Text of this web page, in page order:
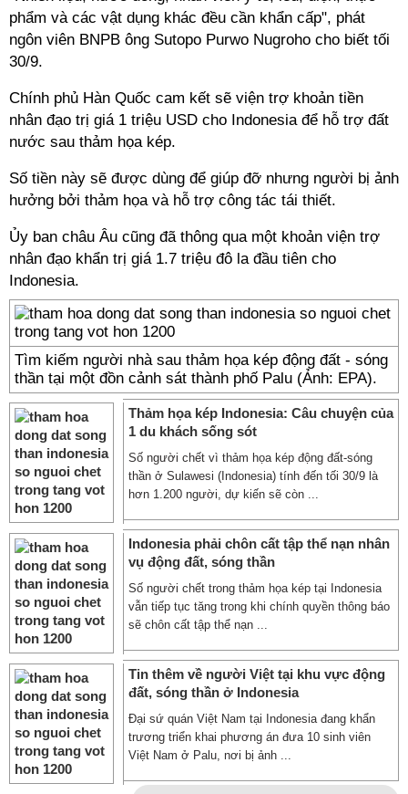
phẩm và các vật dụng khác đều cần khẩn cấp", phát
ngôn viên BNPB ông Sutopo Purwo Nugroho cho biết tối
30/9.
Chính phủ Hàn Quốc cam kết sẽ viện trợ khoản tiền
nhân đạo trị giá 1 triệu USD cho Indonesia để hỗ trợ đất
nước sau thảm họa kép.
Số tiền này sẽ được dùng để giúp đỡ nhưng người bị ảnh
hưởng bởi thảm họa và hỗ trợ công tác tái thiết.
Ủy ban châu Âu cũng đã thông qua một khoản viện trợ
nhân đạo khẩn trị giá 1.7 triệu đô la đầu tiên cho
Indonesia.
Tìm kiếm người nhà sau thảm họa kép động đất - sóng
thần tại một đồn cảnh sát thành phố Palu (Ảnh: EPA).
Thảm họa kép Indonesia: Câu chuyện của
1 du khách sống sót
Số người chết vì thảm họa kép động đất-sóng
thần ở Sulawesi (Indonesia) tính đến tối 30/9 là
hơn 1.200 người, dự kiến sẽ còn ...
Indonesia phải chôn cất tập thể nạn nhân
vụ động đất, sóng thần
Số người chết trong thảm họa kép tại Indonesia
vẫn tiếp tục tăng trong khi chính quyền thông báo
sẽ chôn cất tập thể nạn ...
Tin thêm về người Việt tại khu vực động
đất, sóng thần ở Indonesia
Đại sứ quán Việt Nam tại Indonesia đang khẩn
trương triển khai phương án đưa 10 sinh viên
Việt Nam ở Palu, nơi bị ảnh ...